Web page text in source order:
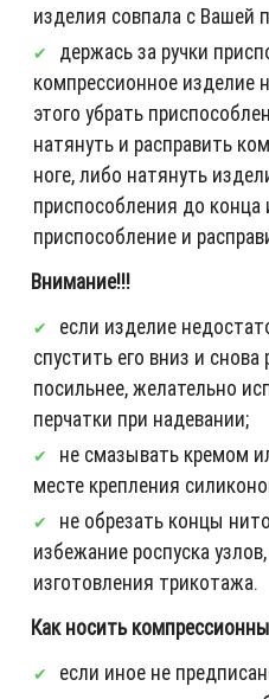
изделия совпала с Вашей
держась за ручки
компрессионное изделие
этого убрать
натянуть и расправить
ноге, либо натянуть
приспособления до конца
приспособление и
Внимание!!!
если изделие
спустить его вниз и
посильнее, желательно
перчатки при надевании;
не смазывать кремом
месте крепления
не обрезать концы
избежание роспуска
изготовления трикотажа.
Как носить
если иное не